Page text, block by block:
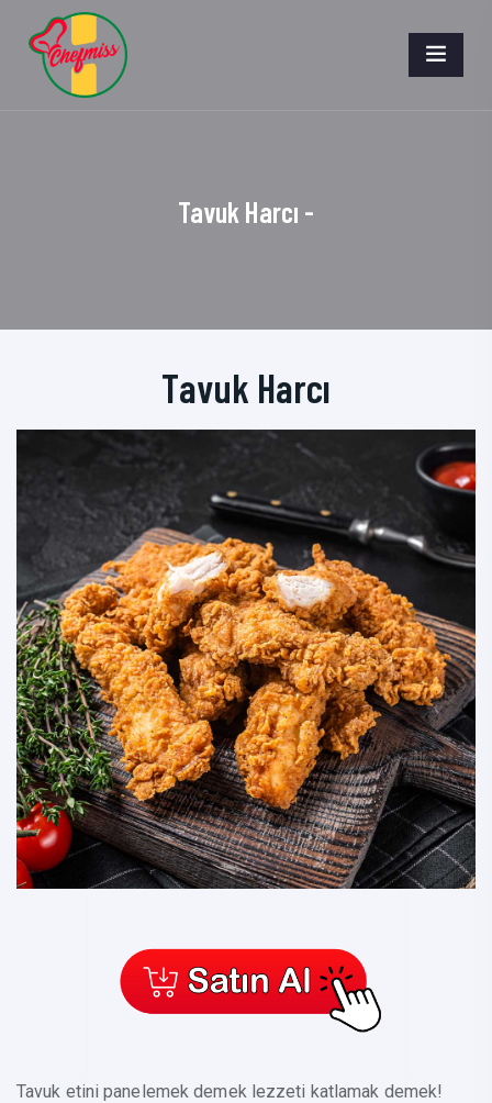
Tavuk Harcı -
Tavuk Harcı
Tavuk etini panelemek demek lezzeti katlamak demek!